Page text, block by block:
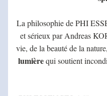
La philosophie de PHI
et sérieux par Andreas
vie, de la beauté de la nature,
lumière qui soutient